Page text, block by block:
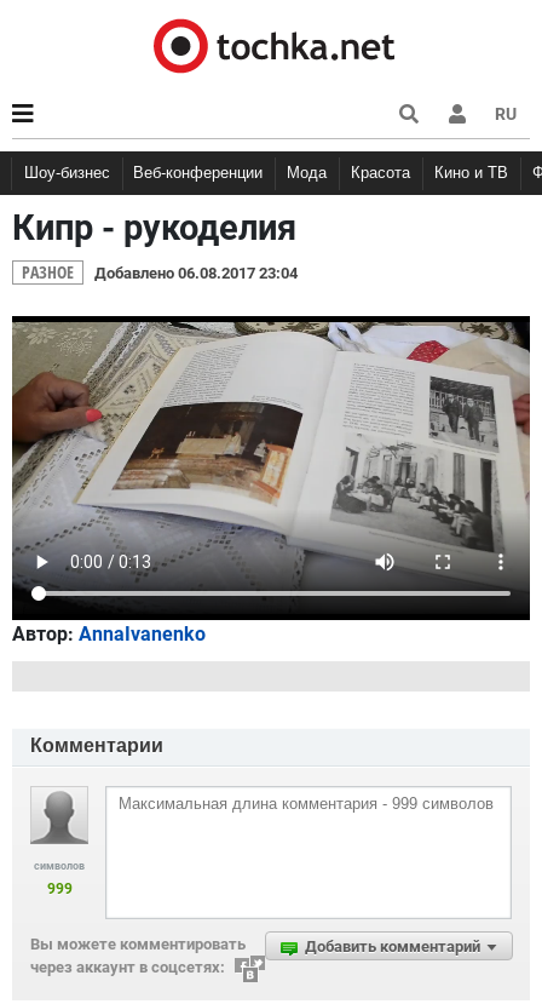
RU
Шоу-бизнес Веб-конференции Мода Красота Кино и ТВ
Кипр - рукоделия
РАЗНОЕ Добавлено 06.08.2017 23:04
Автор: AnnaIvanenko
Комментарии
символов
999
Добавить комментарий
Вы можете комментировать
через аккаунт в соцсетях: